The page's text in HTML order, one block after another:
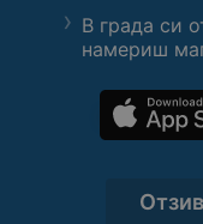
В града си
намериш